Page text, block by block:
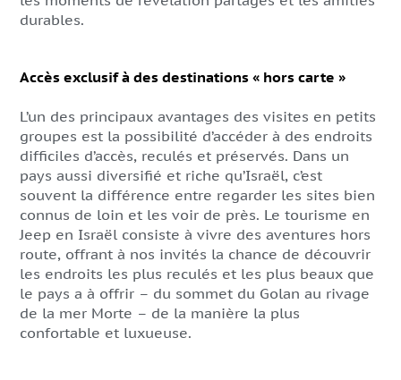
durables.
Accès exclusif à des destinations « hors carte »
L’un des principaux avantages des visites en petits
groupes est la possibilité d’accéder à des endroits
difficiles d’accès, reculés et préservés. Dans un
pays aussi diversifié et riche qu’Israël, c’est
souvent la différence entre regarder les sites bien
connus de loin et les voir de près. Le tourisme en
Jeep en Israël consiste à vivre des aventures hors
route, offrant à nos invités la chance de découvrir
les endroits les plus reculés et les plus beaux que
le pays a à offrir – du sommet du Golan au rivage
de la mer Morte – de la manière la plus
confortable et luxueuse.